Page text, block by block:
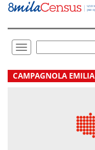
Vai
direttamente
Toggle
navigation
.
CAMPAGNOLA EMILIA